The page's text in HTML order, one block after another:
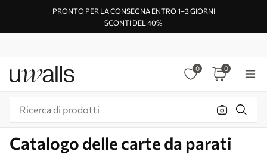
PRONTO PER LA CONSEGNA ENTRO 1–3 GIORNI
SCONTI DEL 40%
0 0
Catalogo delle carte da parati